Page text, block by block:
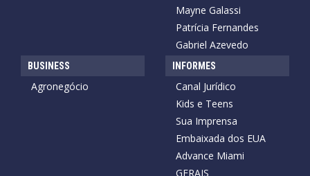
Mayne Galassi
Patrícia Fernandes
Gabriel Azevedo
BUSINESS
Agronegócio
INFORMES
Canal Jurídico
Kids e Teens
Sua Imprensa
Embaixada dos EUA
Advance Miami
GERAIS